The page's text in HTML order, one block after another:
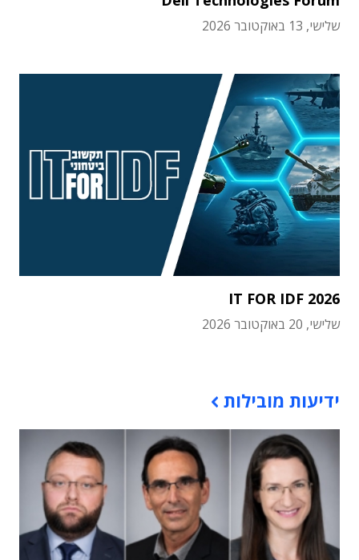
שלישי, 13 באוקטובר 2026
IT FOR IDF 2026
שלישי, 20 באוקטובר 2026
ידיעות מובילות